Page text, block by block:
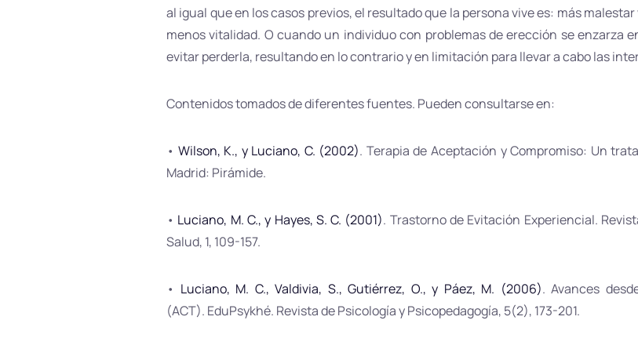
al igual que en los casos previos, el resultado que la persona vive es: más
menos vitalidad. O cuando un individuo con problemas de erección se enzarza
evitar perderla, resultando en lo contrario y en limitación para llevar a cabo las
Contenidos tomados de diferentes fuentes. Pueden consultarse en:
• Wilson, K., y Luciano, C. (2002). Terapia de Aceptación y Compromiso: Un
Madrid: Pirámide.
• Luciano, M. C., y Hayes, S. C. (2001). Trastorno de Evitación Experiencial.
Salud, 1, 109-157.
• Luciano, M. C., Valdivia, S., Gutiérrez, O., y Páez, M. (2006). Avances
(ACT). EduPsykhé. Revista de Psicología y Psicopedagogía, 5(2), 173-201.